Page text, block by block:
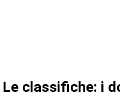
Le classifiche: i